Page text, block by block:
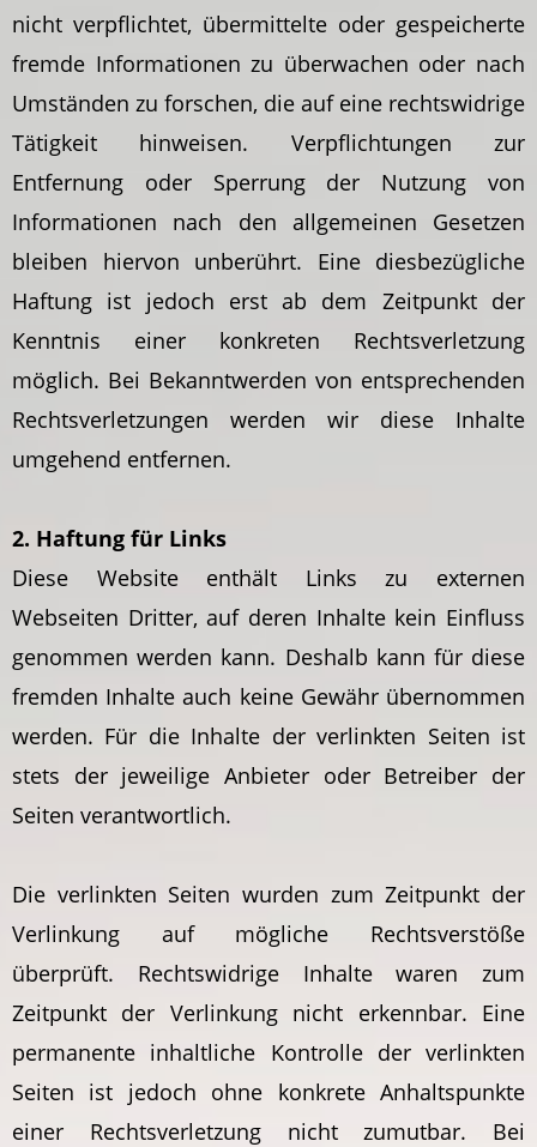
nicht verpflichtet, übermittelte oder gespeicherte
fremde Informationen zu überwachen oder nach
Umständen zu forschen, die auf eine rechtswidrige
Tätigkeit hinweisen. Verpflichtungen zur
Entfernung oder Sperrung der Nutzung von
Informationen nach den allgemeinen Gesetzen
bleiben hiervon unberührt. Eine diesbezügliche
Haftung ist jedoch erst ab dem Zeitpunkt der
Kenntnis einer konkreten Rechtsverletzung
möglich. Bei Bekanntwerden von entsprechenden
Rechtsverletzungen werden wir diese Inhalte
umgehend entfernen.
2. Haftung für Links
Diese Website enthält Links zu externen
Webseiten Dritter, auf deren Inhalte kein Einfluss
genommen werden kann. Deshalb kann für diese
fremden Inhalte auch keine Gewähr übernommen
werden. Für die Inhalte der verlinkten Seiten ist
stets der jeweilige Anbieter oder Betreiber der
Seiten verantwortlich.
Die verlinkten Seiten wurden zum Zeitpunkt der
Verlinkung auf mögliche Rechtsverstöße
überprüft. Rechtswidrige Inhalte waren zum
Zeitpunkt der Verlinkung nicht erkennbar. Eine
permanente inhaltliche Kontrolle der verlinkten
Seiten ist jedoch ohne konkrete Anhaltspunkte
einer Rechtsverletzung nicht zumutbar. Bei